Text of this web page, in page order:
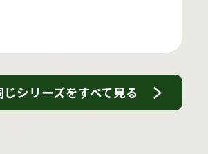
じシリーズをすべて見る